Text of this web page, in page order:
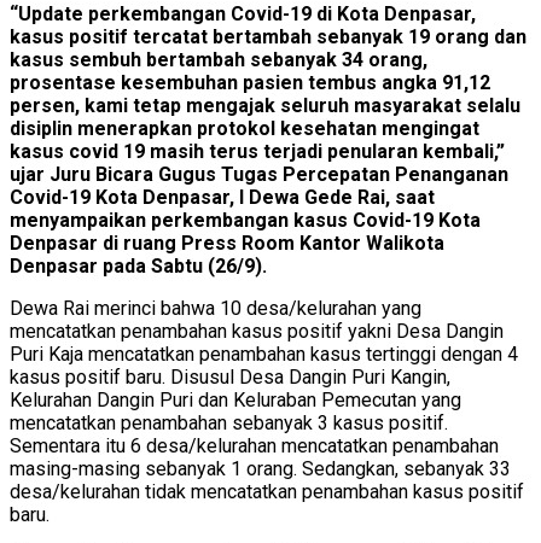
“Update perkembangan Covid-19 di Kota Denpasar,
kasus positif tercatat bertambah sebanyak 19 orang dan
kasus sembuh bertambah sebanyak 34 orang,
prosentase kesembuhan pasien tembus angka 91,12
persen, kami tetap mengajak seluruh masyarakat selalu
disiplin menerapkan protokol kesehatan mengingat
kasus covid 19 masih terus terjadi penularan kembali,”
ujar Juru Bicara Gugus Tugas Percepatan Penanganan
Covid-19 Kota Denpasar, I Dewa Gede Rai, saat
menyampaikan perkembangan kasus Covid-19 Kota
Denpasar di ruang Press Room Kantor Walikota
Denpasar pada Sabtu (26/9).
Dewa Rai merinci bahwa 10 desa/kelurahan yang
mencatatkan penambahan kasus positif yakni Desa Dangin
Puri Kaja mencatatkan penambahan kasus tertinggi dengan 4
kasus positif baru. Disusul Desa Dangin Puri Kangin,
Kelurahan Dangin Puri dan Keluraban Pemecutan yang
mencatatkan penambahan sebanyak 3 kasus positif.
Sementara itu 6 desa/kelurahan mencatatkan penambahan
masing-masing sebanyak 1 orang. Sedangkan, sebanyak 33
desa/kelurahan tidak mencatatkan penambahan kasus positif
baru.